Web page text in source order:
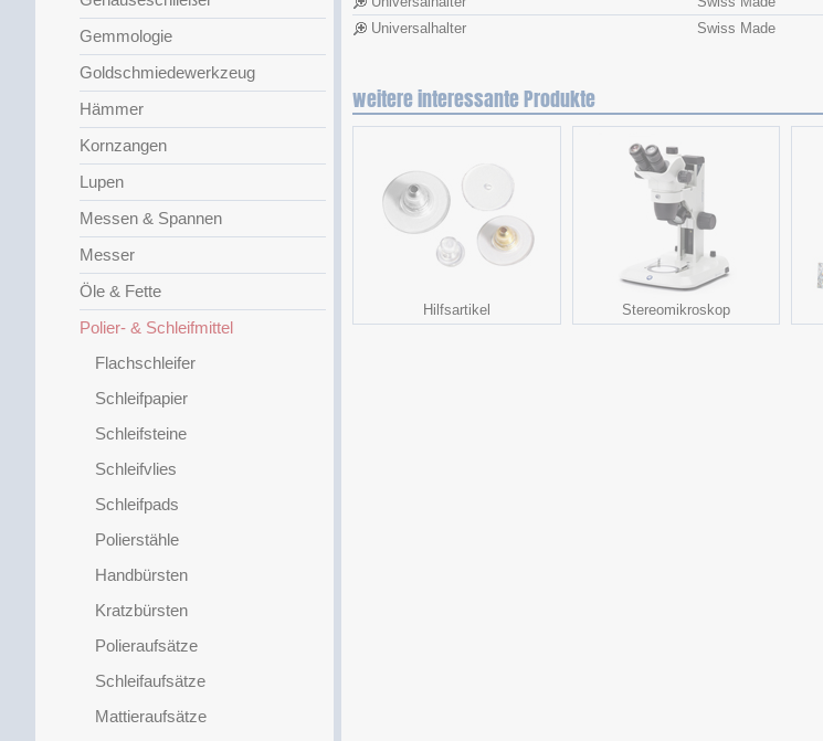
Gemmologie
Goldschmiedewerkzeug
Hämmer
Kornzangen
Lupen
Messen & Spannen
Messer
Öle & Fette
Polier- & Schleifmittel
Flachschleifer
Schleifpapier
Schleifsteine
Schleifvlies
Schleifpads
Polierstähle
Handbürsten
Kratzbürsten
Polieraufsätze
Schleifaufsätze
Mattieraufsätze
Universalhalter
Swiss Made
weitere interessante Produkte
Hilfsartikel Stereomikroskop